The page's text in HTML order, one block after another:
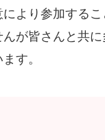
より参加する
が皆さんと共
す。